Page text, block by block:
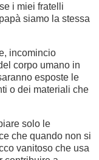
i miei fratelli
siamo la stessa
incomincio
corpo umano in
esposte le
o dei materiali che
solo le
che quando non si
vanitoso che usa